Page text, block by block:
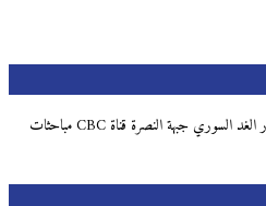
الحل السياسي تنظيم القاعدة تنظيم داعش تيار الغد السوري جبهة النصرة قناة CBC مباحثات